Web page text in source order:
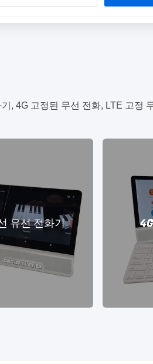
, 4G 고정된 무선 전화, LTE 고정
유선 전화기